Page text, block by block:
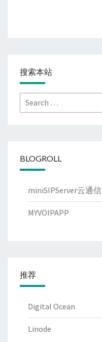
搜索本站
Search
for:
BLOGROLL
miniSIPServer云通信
MYVOIPAPP
推荐
Digital Ocean
Linode